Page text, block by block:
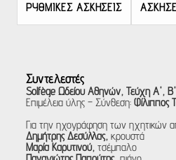
ΡΥΘΜΙΚΕΣ ΑΣΚΗΣΕΙΣ
Συντελεστές
Solfège Ωδείου Αθηνών, Τεύχη Α',
Επιμέλεια ύλης – Σύνθεση: Φίλιππος
Για την ηχογράφηση των ηχητικών
Δημήτρης Δεσύλλας,κρουστά
Μαρία Καρυτινού,τσέμπαλο